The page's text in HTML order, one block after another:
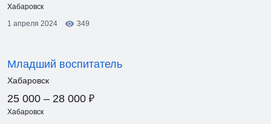
Хабаровск
1 апреля 2024
349
Младший воспитатель
Хабаровск
25 000 – 28 000 ₽
Хабаровск